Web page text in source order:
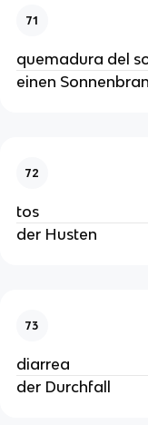
71
quemadura del
einen
72
tos
der Husten
73
diarrea
der Durchfall